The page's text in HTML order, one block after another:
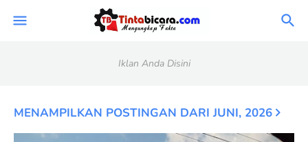
Iklan Anda Disini
MENAMPILKAN POSTINGAN DARI JUNI, 2026